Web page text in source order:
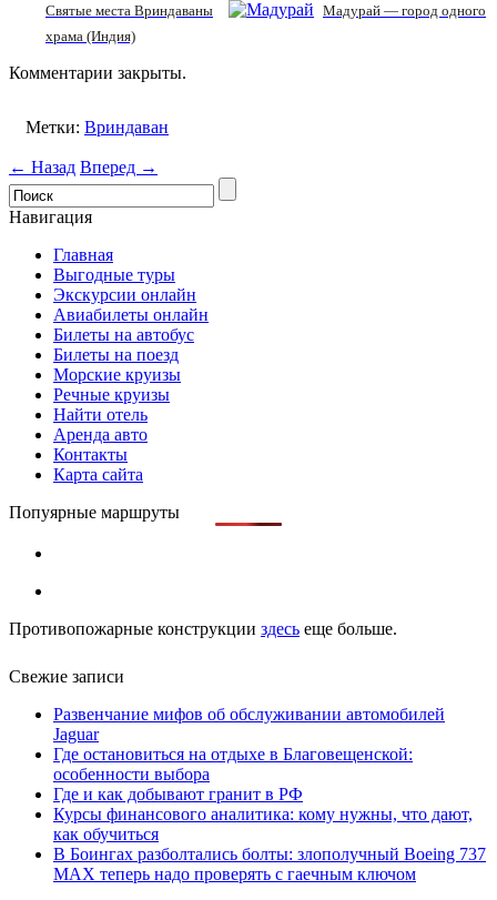
Святые места Вриндаваны
Мадурай — город одного
храма (Индия)
Комментарии закрыты.
Метки: Вриндаван
← Назад Вперед →
Навигация
Главная
Выгодные туры
Экскурсии онлайн
Авиабилеты онлайн
Билеты на автобус
Билеты на поезд
Морские круизы
Речные круизы
Найти отель
Аренда авто
Контакты
Карта сайта
Попуярные маршруты
Противопожарные конструкции здесь еще больше.
Свежие записи
Развенчание мифов об обслуживании автомобилей
Jaguar
Где остановиться на отдыхе в Благовещенской:
особенности выбора
Где и как добывают гранит в РФ
Курсы финансового аналитика: кому нужны, что дают,
как обучиться
В Боингах разболтались болты: злополучный Boeing 737
MAX теперь надо проверять с гаечным ключом